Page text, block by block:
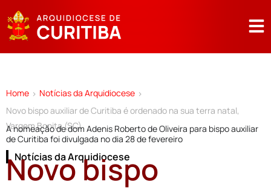
Home > Notícias da Arquidiocese >
Novo bispo auxiliar de Curitiba é ordenado na sua terra natal,
Vargem Bonita (SC)
A nomeação de dom Adenis Roberto de Oliveira para bispo auxiliar
de Curitiba foi divulgada no dia 28 de fevereiro
Notícias da Arquidiocese
Novo bispo